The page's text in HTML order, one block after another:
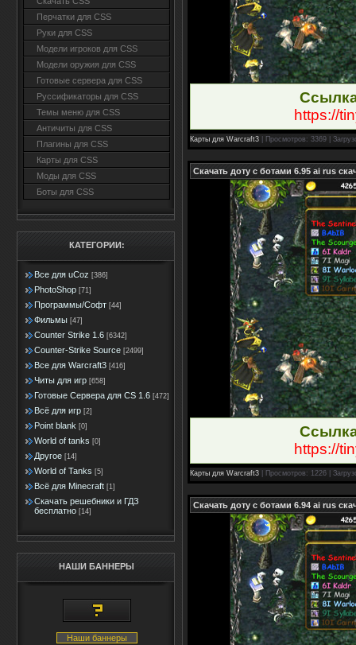
Перчатки для CSS
Руки для CSS
Модели игроков для CSS
Модели оружия для CSS
Готовые сервера для CSS
Руссификаторы для CSS
Темы меню для CSS
Античиты для CSS
Плагины для CSS
Карты для CSS
Моды для CSS
Боты для CSS
КАТЕГОРИИ:
Все для uCoz [386]
PhotoShop [71]
Программы/Софт [44]
Фильмы [47]
Counter Strike 1.6 [6342]
Counter-Strike Source [2499]
Все для Warcraft3 [416]
Читы для игр [658]
Готовые Сервера для CS 1.6 [472]
Всё для игр [2]
Point blank [0]
World of tanks [0]
Другое [14]
World of Tanks [5]
Всё для Minecraft [1]
Скачать решебники и ГДЗ
бесплатно [14]
НАШИ БАННЕРЫ
Наши баннеры
https://
Карты для Warcraft3 | Просмотров: 3369 |
Скачать доту с ботами 6.95 ai rus
https://
Карты для Warcraft3 | Просмотров: 1226 |
Скачать доту с ботами 6.94 ai rus